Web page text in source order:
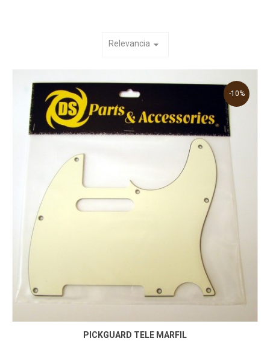
Relevancia arrow_drop_down
PICKGUARD TELE MARFIL
-10%